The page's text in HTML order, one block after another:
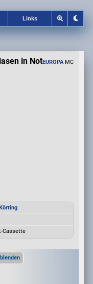
Links
in NotEUROPAMC
Cassette